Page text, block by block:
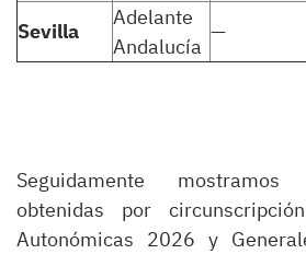
Sevilla
Adelante
Andalucía
—
Seguidamente
obtenidas por
Autonómicas 2026 y